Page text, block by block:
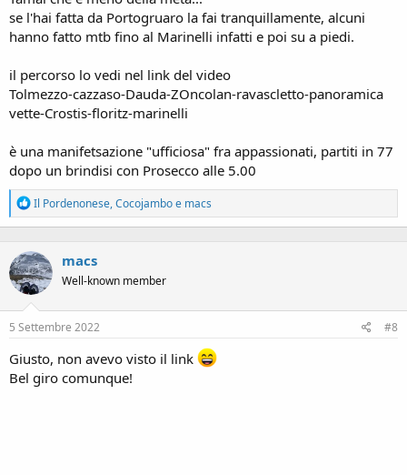
se l'hai fatta da Portogruaro la fai tranquillamente, alcuni
hanno fatto mtb fino al Marinelli infatti e poi su a piedi.
il percorso lo vedi nel link del video
Tolmezzo-cazzaso-Dauda-ZOncolan-ravascletto-panoramica
vette-Crostis-floritz-marinelli
è una manifetsazione "ufficiosa" fra appassionati, partiti in 77
dopo un brindisi con Prosecco alle 5.00
R
e
a
t
i
o
n
:
Il Pordenonese,Cocojamboe macs
macs
Well-known member
5 Settembre 2022 #8
Giusto, non avevo visto il link
Bel giro comunque!